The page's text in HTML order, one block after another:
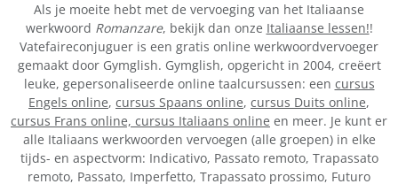
Als je moeite hebt met de vervoeging van het Italiaanse
werkwoord Romanzare, bekijk dan onze Italiaanse lessen!!
Vatefaireconjuguer is een gratis online werkwoordvervoeger
gemaakt door Gymglish. Gymglish, opgericht in 2004, creëert
leuke, gepersonaliseerde online taalcursussen: een cursus
Engels online, cursus Spaans online, cursus Duits online,
cursus Frans online, cursus Italiaans online en meer. Je kunt er
alle Italiaans werkwoorden vervoegen (alle groepen) in elke
tijds- en aspectvorm: Indicativo, Passato remoto, Trapassato
remoto, Passato, Imperfetto, Trapassato prossimo, Futuro